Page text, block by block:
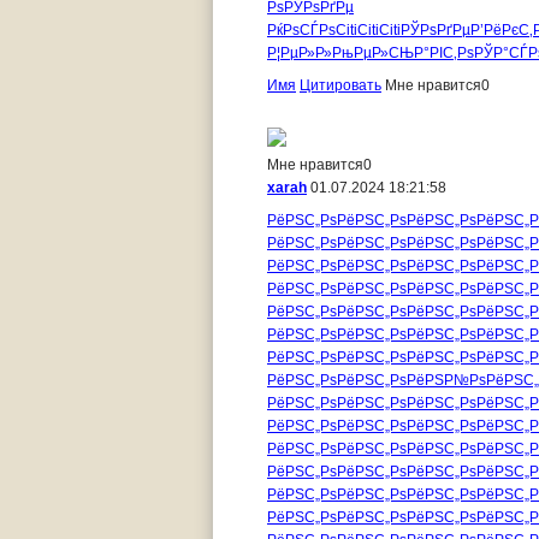
РѕРЎРѕРґРµ
РќРѕСЃРѕCitiCitiCitiРЎРѕРґРµР’РёРєС‚
Р¦РµР»Р»РњРµР»СЊР°РІС‚Рѕ
Имя Цитировать Мне нравится0
Мне нравится0
xarah 01.07.2024 18:21:58
РёРЅС„РѕРёРЅС„РѕРёРЅС„Рѕ
РёРЅС„РѕРёРЅС„РѕРёРЅС„Рѕ
РёРЅС„РѕРёРЅС„РѕРёРЅС„Рѕ
РёРЅС„РѕРёРЅС„РѕРёРЅС„Рѕ
РёРЅС„РѕРёРЅС„РѕРёРЅС„Рѕ
РёРЅС„РѕРёРЅС„РѕРёРЅС„Рѕ
РёРЅС„РѕРёРЅС„РѕРёРЅС„Рѕ
РёРЅС„РѕРёРЅС„РѕРёРЅР№Рѕ
РёРЅС„РѕРёРЅС„РѕРёРЅС„Рѕ
РёРЅС„РѕРёРЅС„РѕРёРЅС„Рѕ
РёРЅС„РѕРёРЅС„РѕРёРЅС„Рѕ
РёРЅС„РѕРёРЅС„РѕРёРЅС„Рѕ
РёРЅС„РѕРёРЅС„РѕРёРЅС„Рѕ
РёРЅС„РѕРёРЅС„РѕРёРЅС„Рѕ